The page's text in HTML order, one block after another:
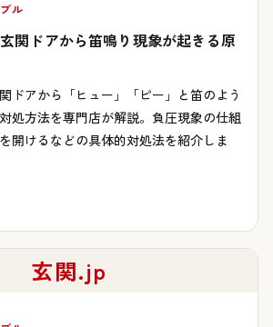
ル
関ドアから笛鳴り現象が起きる原
ドアから「ヒュー」「ピー」と笛のよう
処方法を専門店が解説。負圧現象の仕組
開けるなどの具体的対処法を紹介しま
玄関.jp